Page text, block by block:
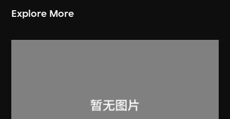
Explore More